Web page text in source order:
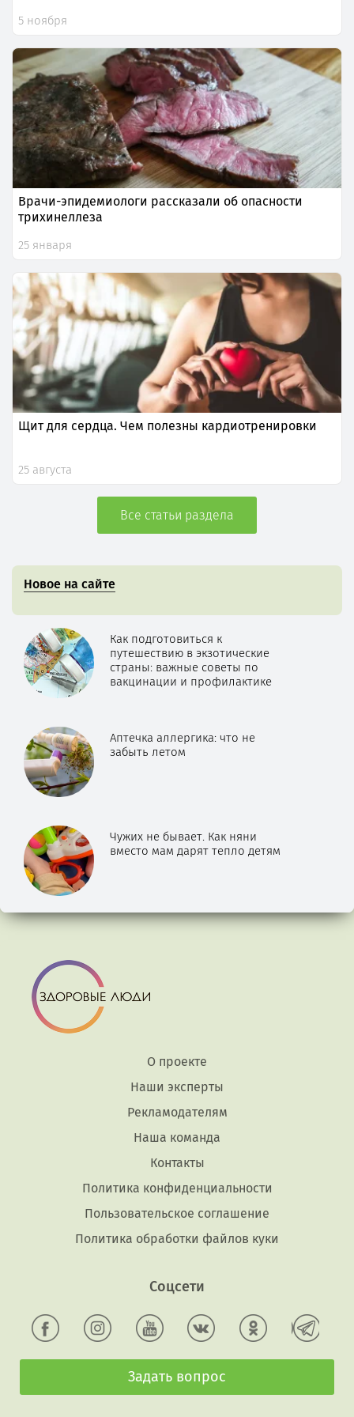
5 ноября
Врачи-эпидемиологи рассказали об опасности
трихинеллеза
25 января
Щит для сердца. Чем полезны кардиотренировки
25 августа
Все статьи раздела
Новое на сайте
Как подготовиться к
путешествию в экзотические
страны: важные советы по
вакцинации и профилактике
Аптечка аллергика: что не
забыть летом
Чужих не бывает. Как няни
вместо мам дарят тепло детям
О проекте
Наши эксперты
Рекламодателям
Наша команда
Контакты
Политика конфиденциальности
Пользовательское соглашение
Политика обработки файлов куки
Соцсети
Задать вопрос